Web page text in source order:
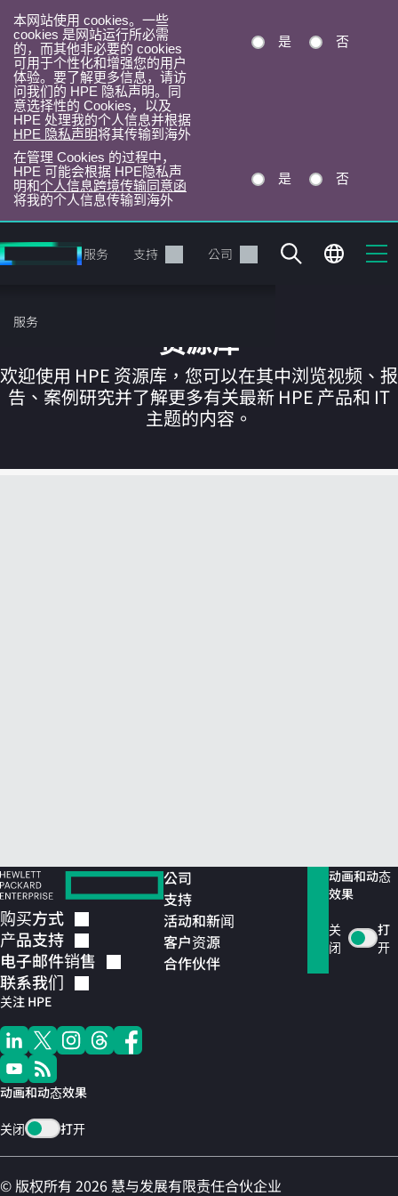
本网站使用 cookies。一些
cookies 是网站运行所必需
的，而其他非必要的 cookies
可用于个性化和增强您的用户
体验。要了解更多信息，请访
问我们的 HPE 隐私声明。同
意选择性的 Cookies，以及
HPE 处理我的个人信息并根据
HPE 隐私声明将其传输到海外
是 否
在管理 Cookies 的过程中，
HPE 可能会根据 HPE隐私声
明和个人信息跨境传输同意函
将我的个人信息传输到海外
是 否
转
到
目
录
服务 支持 公司
服务
您的购物车目前是空的
资源库
欢迎使用 HPE 资源库，您可以在其中浏览视频、报
告、案例研究并了解更多有关最新 HPE 产品和 IT
主题的内容。
购买方式
产品支持
电子邮件销售
联系我们
关注 HPE
动画和动态效果
关闭 打开
公司
支持
活动和新闻
客户资源
合作伙伴
动画和动态
效果
关
闭
打
开
© 版权所有 2026 慧与发展有限责任合伙企业